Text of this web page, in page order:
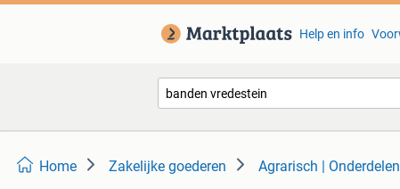
Help en info
Home Zakelijke goederen Agrarisch |